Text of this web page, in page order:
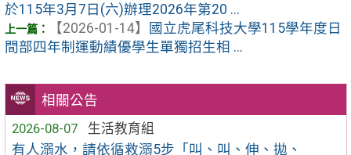
相關公告
2026-08-07
生活教育組
有人溺水，請依循救溺5步「叫、叫、伸、拋、
於115年3月7日(六)辦理2026年第20 ...
【2026-01-14】
國立虎尾科技大學115學年度日
間部四年制運動績優學生單獨招生相 ...